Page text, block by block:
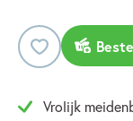
Vrolijk